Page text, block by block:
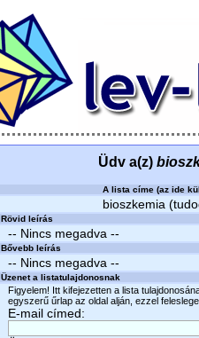
Üdv a(z)
A lista címe (az ide
bioszkemia
Rövid leírás
-- Nincs megadva --
Bővebb leírás
-- Nincs megadva --
Üzenet a listatulajdonosnak
Figyelem! Itt kifejezetten a lista
egyszerű űrlap az oldal alján, ezzel
E-mail címed: